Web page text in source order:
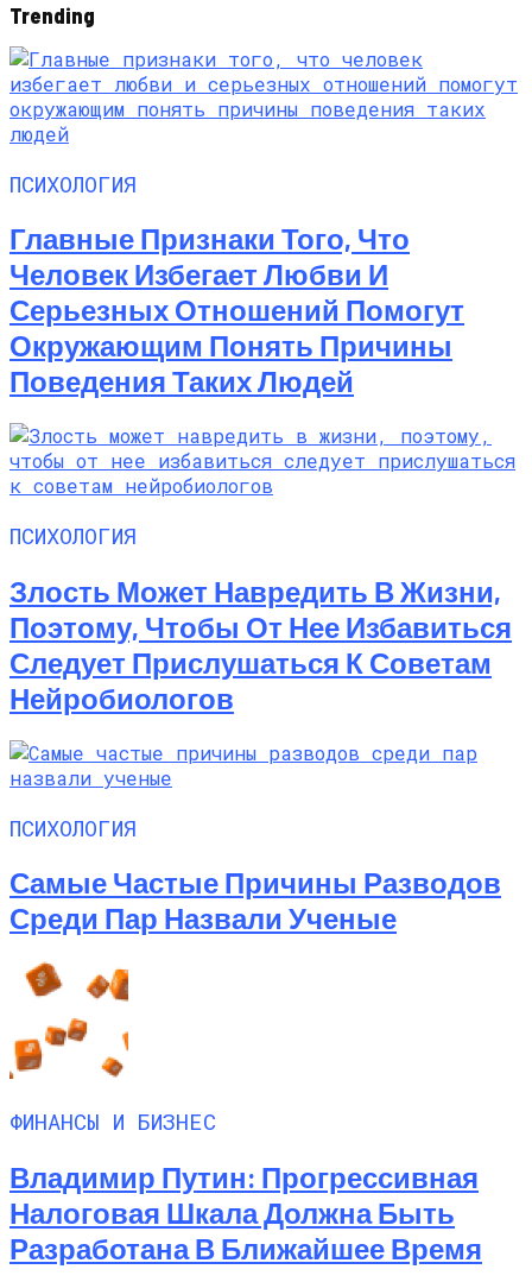
Trending
ПСИХОЛОГИЯ
Главные Признаки Того, Что
Человек Избегает Любви И
Серьезных Отношений Помогут
Окружающим Понять Причины
Поведения Таких Людей
ПСИХОЛОГИЯ
Злость Может Навредить В Жизни,
Поэтому, Чтобы От Нее Избавиться
Следует Прислушаться К Советам
Нейробиологов
ПСИХОЛОГИЯ
Самые Частые Причины Разводов
Среди Пар Назвали Ученые
ФИНАНСЫ И БИЗНЕС
Владимир Путин: Прогрессивная
Налоговая Шкала Должна Быть
Разработана В Ближайшее Время